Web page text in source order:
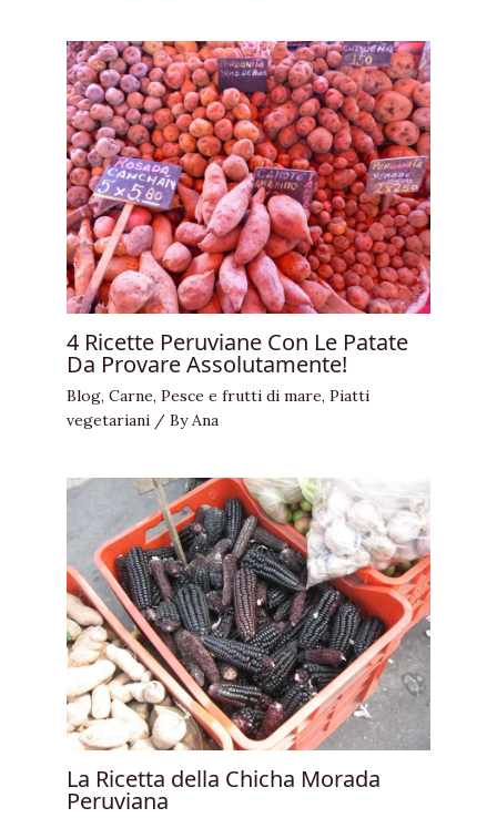
4 Ricette Peruviane Con Le Patate
Da Provare Assolutamente!
Blog, Carne, Pesce e frutti di mare, Piatti
vegetariani / ByAna
La Ricetta della Chicha Morada
Peruviana